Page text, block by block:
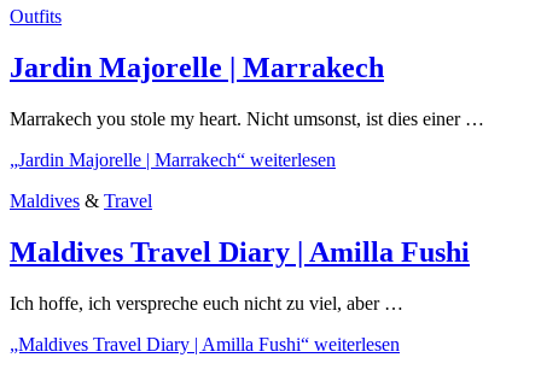
Outfits
Jardin Majorelle | Marrakech
Marrakech you stole my heart. Nicht umsonst, ist dies einer …
„Jardin Majorelle | Marrakech“ weiterlesen
Maldives & Travel
Maldives Travel Diary | Amilla Fushi
Ich hoffe, ich verspreche euch nicht zu viel, aber …
„Maldives Travel Diary | Amilla Fushi“ weiterlesen